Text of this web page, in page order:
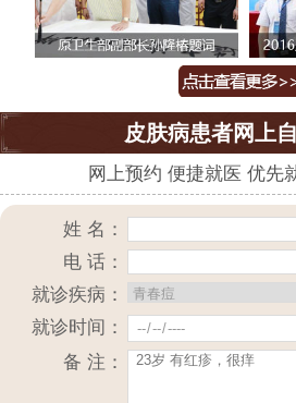
皮肤病患者网上
网上预约 便捷就医 优先
姓 名：
电 话：
就诊疾病：
就诊时间：
备 注：